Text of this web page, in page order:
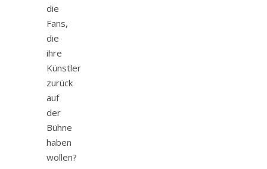
die
Fans,
die
ihre
Künstler
zurück
auf
der
Bühne
haben
wollen?